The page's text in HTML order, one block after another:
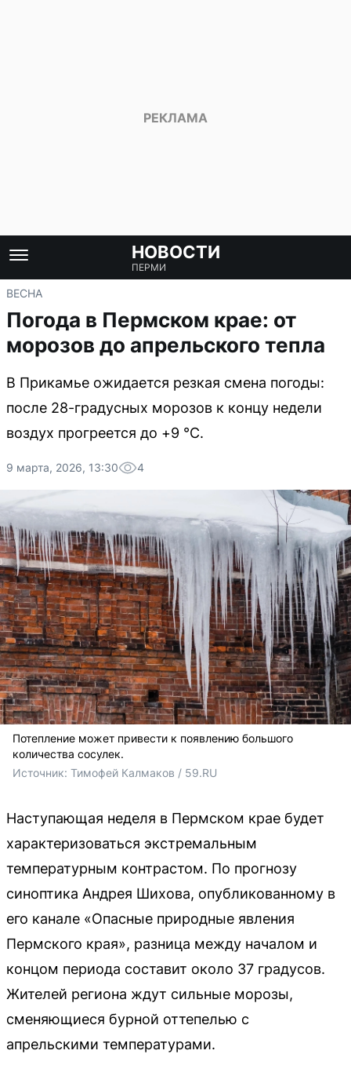
НОВОСТИ
ПЕРМИ
ВЕСНА
Погода в Пермском крае: от
морозов до апрельского тепла
В Прикамье ожидается резкая смена погоды:
после 28-градусных морозов к концу недели
воздух прогреется до +9 °C.
9 марта, 2026, 13:30 4
Потепление может привести к появлению большого
количества сосулек.
Источник: Тимофей Калмаков / 59.RU
Наступающая неделя в Пермском крае будет
характеризоваться экстремальным
температурным контрастом. По прогнозу
синоптика Андрея Шихова, опубликованному в
его канале «Опасные природные явления
Пермского края», разница между началом и
концом периода составит около 37 градусов.
Жителей региона ждут сильные морозы,
сменяющиеся бурной оттепелью с
апрельскими температурами.